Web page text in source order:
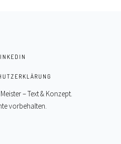
– Text & Konzept.
vorbehalten.